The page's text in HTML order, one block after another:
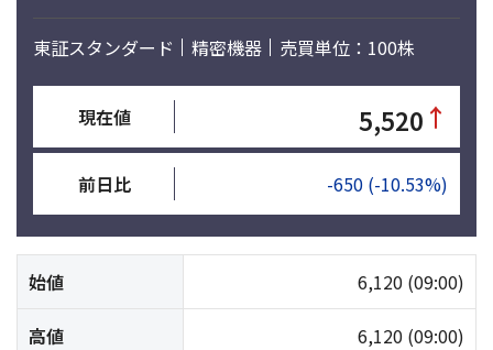
東証スタンダード 精密機器 売買単位：100株
現在値 5,520 ↑
前日比 -650 (-10.53%)
始値 6,120 (09:00)
高値 6,120 (09:00)